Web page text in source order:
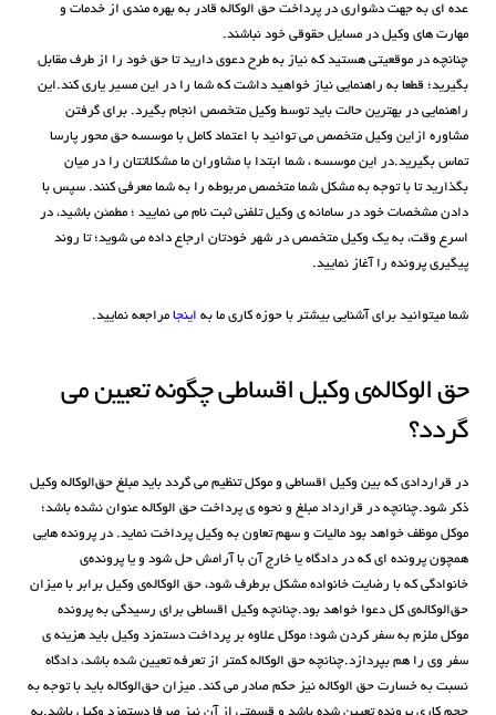
عده ای به جهت دشواری در پرداخت حق الوکاله قادر به بهره مندی از خدمات و
مهارت های وکیل در مسایل حقوقی خود نباشند.
چنانچه در موقعیتی هستید که نیاز به طرح دعوی دارید تا حق خود را از طرف مقابل
بگیرید؛ قطعا به راهنمایی نیاز خواهید داشت که شما را در این مسیر یاری کند.این
راهنمایی در بهترین حالت باید توسط وکیل متخصص انجام بگیرد. برای گرفتن
مشاوره ازاین وکیل متخصص می توانید با اعتماد کامل با موسسه حق محور پارسا
تماس بگیرید.در این موسسه ، شما ابتدا با مشاوران ما مشکلاتتان را در میان
بگذارید تا با توجه به مشکل شما متخصص مربوطه را به شما معرفی کنند. سپس با
دادن مشخصات خود در سامانه ی وکیل تلفنی ثبت نام می نمایید ؛ مطمئن باشید، در
اسرع وقت، به یک وکیل متخصص در شهر خودتان ارجاع داده می شوید؛ تا روند
پیگیری پرونده را آغاز نمایید.
شما میتوانید برای آشنایی بیشتر با حوزه کاری ما به اینجا مراجعه نمایید.
حق الوکاله‌ی وکیل اقساطی چگونه تعیین می
گردد؟
در قراردادی که بین وکیل اقساطی و موکل تنظیم می گردد باید مبلغ حق‌الوکاله وکیل
ذکر شود.چنانچه در قرارداد مبلغ و نحوه ی پرداخت حق الوکاله عنوان نشده باشد؛
موکل موظف خواهد بود مالیات و سهم تعاون به وکیل پرداخت نماید. در پرونده هایی
همچون پرونده ای که در دادگاه یا خارج آن با آرامش حل شود و یا پرونده‌ی
خانوادگی که با رضایت خانواده مشکل برطرف شود، حق الوکاله‌ی وکیل برابر با میزان
حق‌الوکاله‌ی کل دعوا خواهد بود.چنانچه وکیل اقساطی برای رسیدگی به پرونده
موکل ملزم به سفر کردن شود؛ موکل علاوه بر پرداخت دستمزد وکیل باید هزینه ی
سفر وی را هم بپردازد.چنانچه حق الوکاله کمتر از تعرفه تعیین شده باشد، دادگاه
نسبت به خسارت حق الوکاله نیز حکم صادر می کند. میزان حق‌الوکاله باید با توجه به